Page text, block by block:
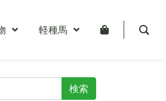
軽種馬